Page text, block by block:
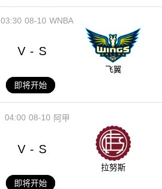
08-10
03:30 WNBA
V - S
飞翼
即将开始
08-10
04:00 阿甲
V - S
拉努斯
即将开始